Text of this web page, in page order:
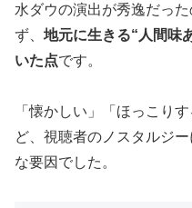
水ダウの演出が秀逸だっ
ず、 地元に生きる“人間味
いた点です。
「懐かしい」「ほっこり
ど、視聴者のノスタルジ
な要因でした。